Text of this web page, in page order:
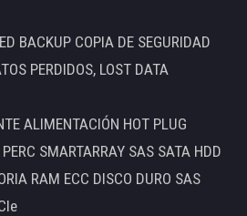
BACKUP COPIA DE SEGURIDAD
PERDIDOS, LOST DATA
ALIMENTACIÓN HOT PLUG
SMARTARRAY SAS SATA HDD
RAM ECC DISCO DURO SAS